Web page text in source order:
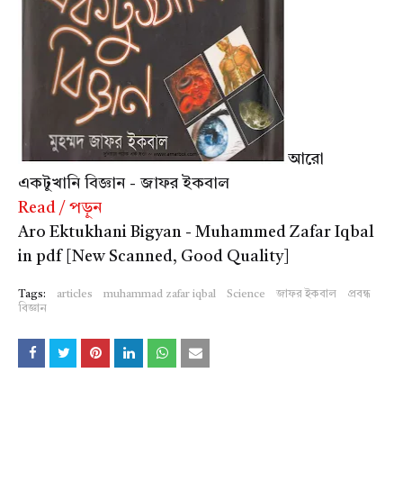
আরো
একটুখানি বিজ্ঞান - জাফর ইকবাল
Read / পড়ুন
Aro Ektukhani Bigyan - Muhammed Zafar Iqbal
in pdf [New Scanned, Good Quality]
Tags: articles muhammad zafar iqbal Science জাফর ইকবাল
প্রবন্ধ
বিজ্ঞান